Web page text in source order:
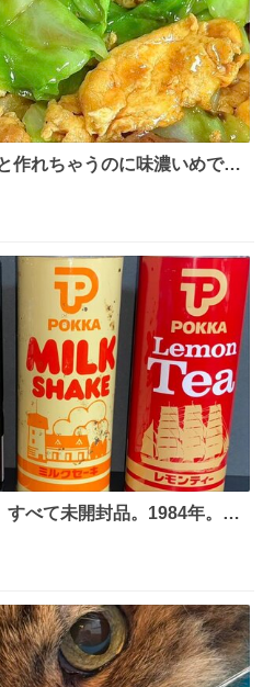
作れちゃうのに味濃いめで満
すべて未開封品。1984年。P